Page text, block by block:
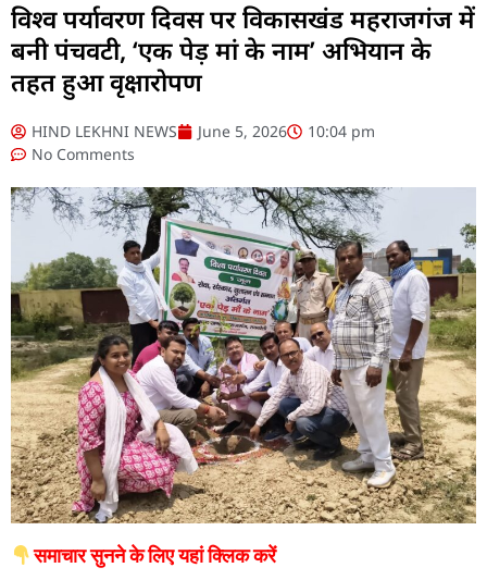
विश्व पर्यावरण दिवस पर विकासखंड महराजगंज में
बनी पंचवटी, ‘एक पेड़ मां के नाम’ अभियान के
तहत हुआ वृक्षारोपण
HIND LEKHNI NEWS June 5, 2026
10:04 pm
No Comments
समाचार सुनने के लिए यहां क्लिक करें